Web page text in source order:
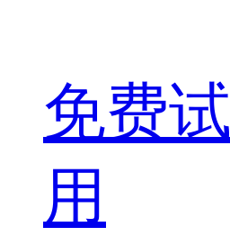
免费试
用